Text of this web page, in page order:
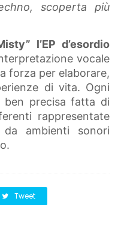
scoperta più
l’EP d’esordio
vocale
forza per elaborare,
di vita. Ogni
ben precisa fatta di
rappresentate
ambienti sonori
Tweet